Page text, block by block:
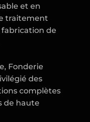
et en
traitement
de
Fonderie
des
complètes
de haute